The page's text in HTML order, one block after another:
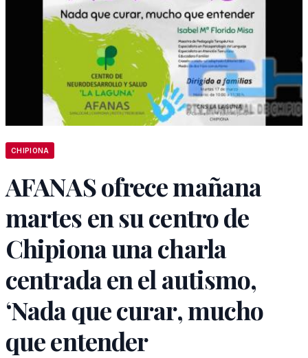
CHIPIONA
AFANAS ofrece mañana
martes en su centro de
Chipiona una charla
centrada en el autismo,
‘Nada que curar, mucho
que entender